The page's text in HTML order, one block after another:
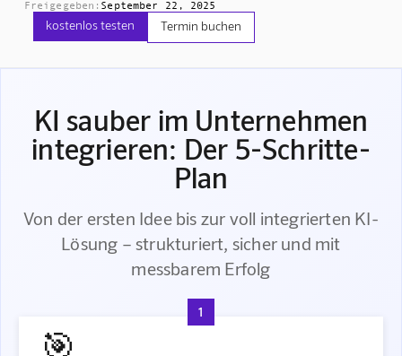
Freigegeben: September 22, 2025
kostenlos testen Termin buchen
KI sauber im Unternehmen
integrieren: Der 5-Schritte-
Plan
Von der ersten Idee bis zur voll integrierten KI-
Lösung – strukturiert, sicher und mit
messbarem Erfolg
1
🎯